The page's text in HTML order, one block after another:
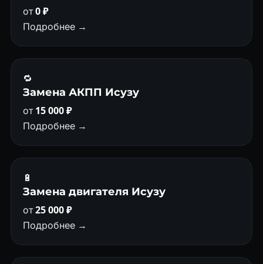
от0 ₽
Подробнее →
🔁
Замена АКПП Исузу
от15 000 ₽
Подробнее →
🔋
Замена двигателя Исузу
от25 000 ₽
Подробнее →